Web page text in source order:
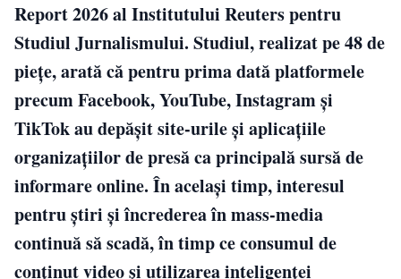
Report 2026 al Institutului Reuters pentru
Studiul Jurnalismului. Studiul, realizat pe 48 de
piețe, arată că pentru prima dată platformele
precum Facebook, YouTube, Instagram și
TikTok au depășit site-urile și aplicațiile
organizațiilor de presă ca principală sursă de
informare online. În același timp, interesul
pentru știri și încrederea în mass-media
continuă să scadă, în timp ce consumul de
conținut video și utilizarea inteligenței